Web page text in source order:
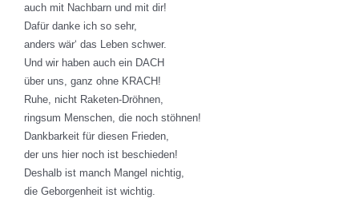
auch mit Nachbarn und mit dir!
Dafür danke ich so sehr,
anders wär‘ das Leben schwer.
Und wir haben auch ein DACH
über uns, ganz ohne KRACH!
Ruhe, nicht Raketen-Dröhnen,
ringsum Menschen, die noch stöhnen!
Dankbarkeit für diesen Frieden,
der uns hier noch ist beschieden!
Deshalb ist manch Mangel nichtig,
die Geborgenheit ist wichtig.